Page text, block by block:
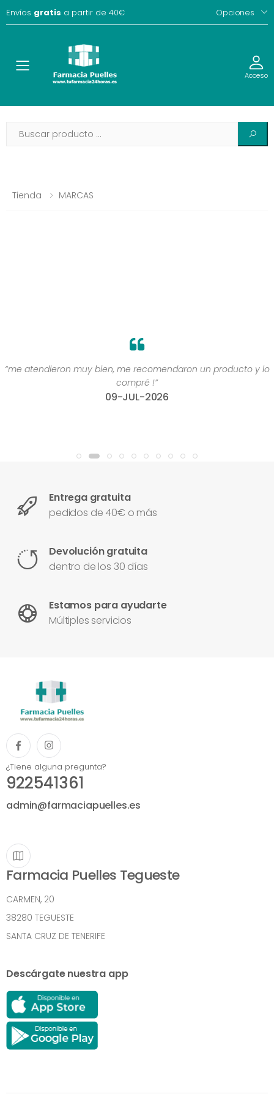
Envíos gratis a partir de 40€ Opciones
Toggle Acceso
Tienda MARCAS
“me atendieron muy bien, me recomendaron un producto y lo
compré !”
09-JUL-2026
Entrega gratuita
pedidos de 40€ o más
Devolución gratuita
dentro de los 30 días
Estamos para ayudarte
Múltiples servicios
¿Tiene alguna pregunta?
922541361
admin@farmaciapuelles.es
Farmacia Puelles Tegueste
CARMEN, 20
38280 TEGUESTE
SANTA CRUZ DE TENERIFE
Descárgate nuestra app